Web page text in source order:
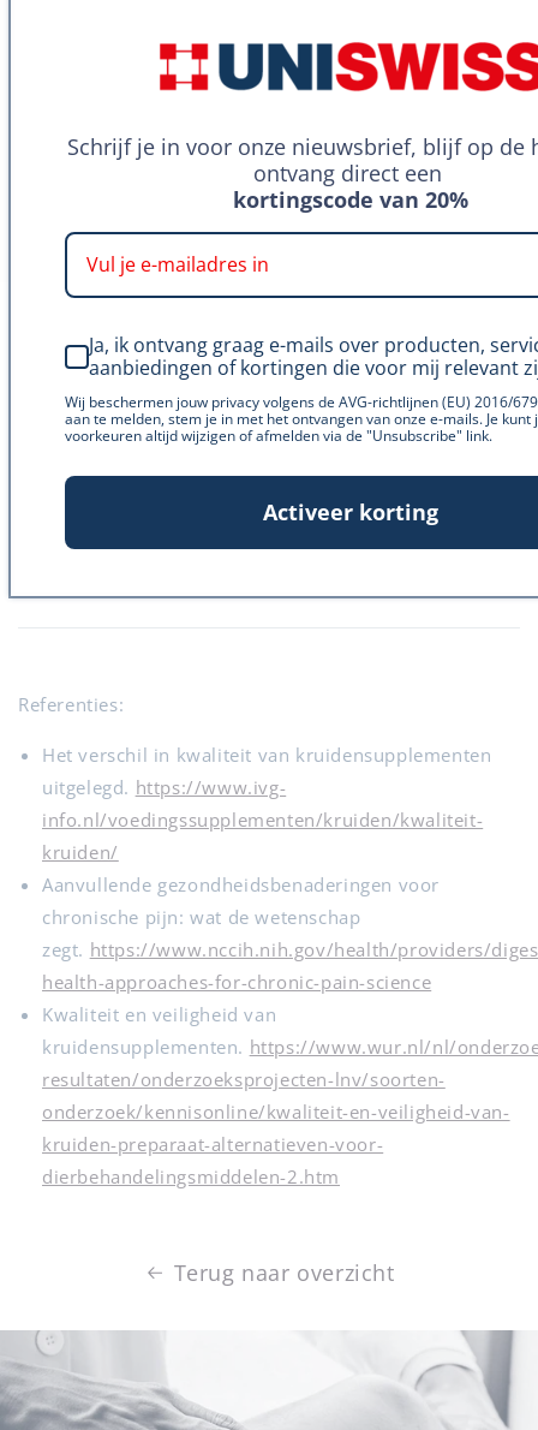
capsules of tabletten.
Conclusie over de kracht van
Kruidensupplementen zoals Kurkuma, Boswellia
Serrata, Gember en Propolis bieden veelzijdige
toepassingen en worden gewaardeerd om hun unieke
eigenschappen. Door te kiezen voor wateroplosbare
varianten met micellentechnologie, kun je de opname
en effectiviteit van deze supplementen aanzienlijk
verbeteren. Of je nu op zoek bent naar ondersteuning
bij het bevorderen van je algehele welzijn of het
aanvullen van je gezonde levensstijl, wateroplosbare
Bekijk onze wateroplosbare kruidensupplementen
Referenties:
Het verschil in kwaliteit van kruidensupplementen
uitgelegd. https://www.ivg-
info.nl/voedingssupplementen/kruiden/kwaliteit-
kruiden/
Aanvullende gezondheidsbenaderingen voor
chronische pijn: wat de wetenschap
zegt. https://www.nccih.nih.gov/health/providers/
health-approaches-for-chronic-pain-science
Kwaliteit en veiligheid van
kruidensupplementen. https://www.wur.nl/nl/
resultaten/onderzoeksprojecten-lnv/soorten-
onderzoek/kennisonline/kwaliteit-en-veiligheid-van-
kruiden-preparaat-alternatieven-voor-
dierbehandelingsmiddelen-2.htm
Terug naar overzicht
Schrijf je in voor onze nieuwsbrief, blijf op de
ontvang direct een
kortingscode van 20%
Ja, ik ontvang graag e-mails over producten,
aanbiedingen of kortingen die voor mij relevant
Wij beschermen jouw privacy volgens de AVG-richtlijnen (EU) 2016/
aan te melden, stem je in met het ontvangen van onze e-mails. Je kunt
voorkeuren altijd wijzigen of afmelden via de "Unsubscribe" link.
Activeer korting